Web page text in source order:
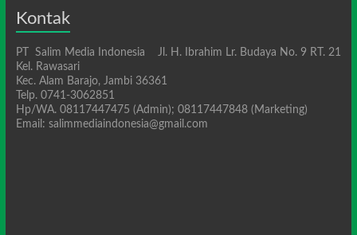
Kontak
PT Salim Media Indonesia Jl. H. Ibrahim Lr. Budaya No. 9 RT. 21
Kel. Rawasari
Kec. Alam Barajo, Jambi 36361
Telp. 0741-3062851
Hp/WA. 08117447475 (Admin); 08117447848 (Marketing)
Email: salimmediaindonesia@gmail.com